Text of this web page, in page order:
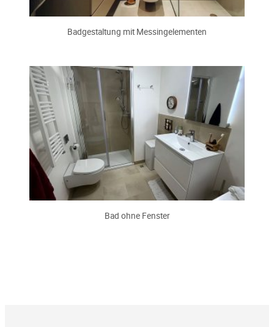
Badgestaltung mit Messingelementen
Bad ohne Fenster